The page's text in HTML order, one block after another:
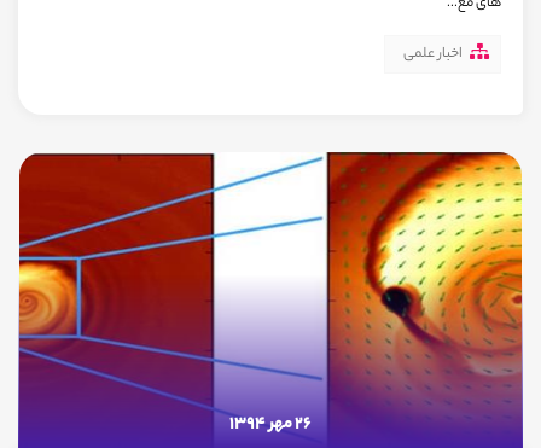
اخبار علمی
26 مهر 1394